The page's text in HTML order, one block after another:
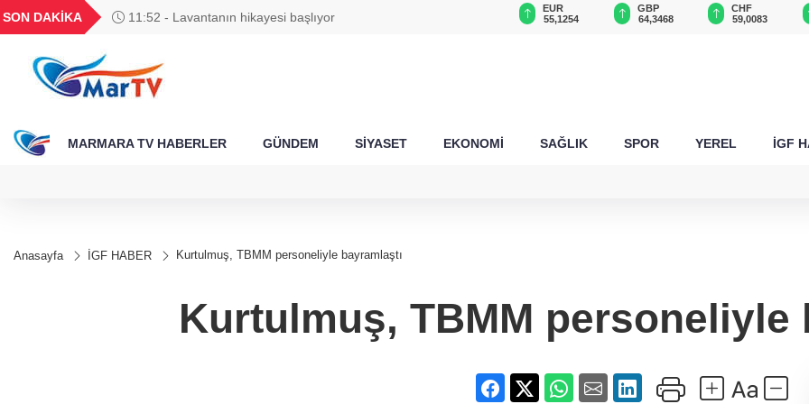
SON DAKİKA 11:52 - Lavantanın hikayesi başlıyor
BGN
27,9743
0,0018
6.660,55
EUR
55,1254
GBP
64,3468
CHF
59,0083
MARMARA TV HABERLER GÜNDEM SİYASET EKONOMİ SAĞLIK SPOR YEREL İGF
Anasayfa İGF HABER Kurtulmuş, TBMM personeliyle bayramlaştı
Kurtulmuş, TBMM personeliyle